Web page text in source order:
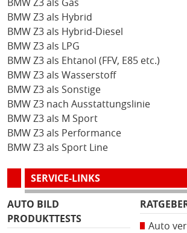
BMW Z3 als Gas
BMW Z3 als Hybrid
BMW Z3 als Hybrid-Diesel
BMW Z3 als LPG
BMW Z3 als Ehtanol (FFV, E85 etc.)
BMW Z3 als Wasserstoff
BMW Z3 als Sonstige
BMW Z3 nach Ausstattungslinie
BMW Z3 als M Sport
BMW Z3 als Performance
BMW Z3 als Sport Line
SERVICE-LINKS
AUTO BILD
PRODUKTTESTS
Auto